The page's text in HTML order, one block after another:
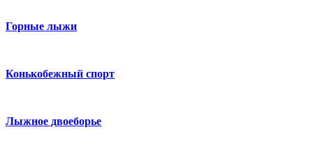
Горные лыжи
Конькобежный спорт
Лыжное двоеборье